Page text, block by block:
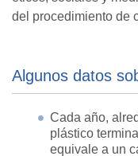
del procedimiento de
Algunos datos
Cada año,
plástico
equivale a un